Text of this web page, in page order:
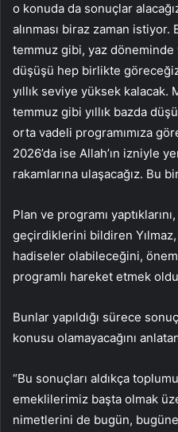
o konuda da sonuçlar
alınması biraz zaman istiyor.
temmuz gibi, yaz döneminde
düşüşü hep birlikte
yıllık seviye yüksek kalacak.
temmuz gibi yıllık bazda
orta vadeli programımıza
2026’da ise Allah’ın izniyle
rakamlarına ulaşacağız. Bu
Plan ve programı
geçirdiklerini bildiren
hadiseler olabileceğini,
programlı hareket etmek
Bunlar yapıldığı sürece
konusu olamayacağını
“Bu sonuçları aldıkça
emeklilerimiz başta olmak
nimetlerini de bugün,